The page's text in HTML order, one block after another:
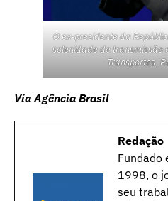
O ex-presidente da
solenidade de transmissão
Transportes,
Via Agência Brasil
Redação
Fundado
1998, o
seu